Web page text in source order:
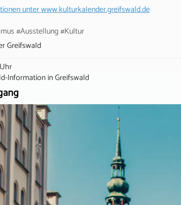
unterwww.kulturkalender.greifswald.de
#Ausstellung #Kultur
Greifswald
InformationinGreifswald